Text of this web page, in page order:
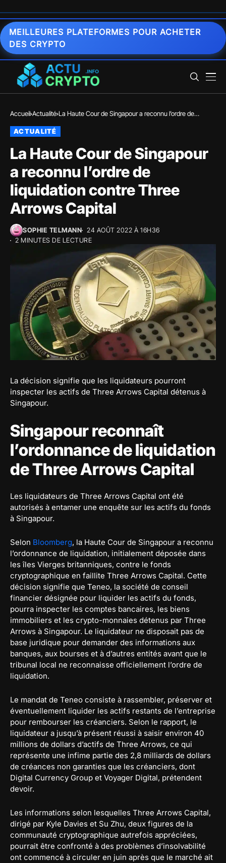
MEILLEURES PLATEFORMES POUR ACHETER
DES CRYPTO
Accueil Actualité La Haute Cour de Singapour a reconnu l’ordre de
ACTUALITÉ
La Haute Cour de Singapour
a reconnu l’ordre de
liquidation contre Three
Arrows Capital
SOPHIE TELMANN
24 AOÛT 2022 À 16H36
2 MINUTES DE LECTURE
La décision signifie que les liquidateurs pourront
inspecter les actifs de Three Arrows Capital détenus à
Singapour.
Singapour reconnaît
l’ordonnance de liquidation
de Three Arrows Capital
Les liquidateurs de Three Arrows Capital ont été
autorisés à entamer une enquête sur les actifs du fonds
à Singapour.
Selon Bloomberg, la Haute Cour de Singapour a reconnu
l’ordonnance de liquidation, initialement déposée dans
les îles Vierges britanniques, contre le fonds
cryptographique en faillite Three Arrows Capital. Cette
décision signifie que Teneo, la société de conseil
financier désignée pour liquider les actifs du fonds,
pourra inspecter les comptes bancaires, les biens
immobiliers et les crypto-monnaies détenus par Three
Arrows à Singapour. Le liquidateur ne disposait pas de
base juridique pour demander des informations aux
banques, aux bourses et à d’autres entités avant que le
tribunal local ne reconnaisse officiellement l’ordre de
liquidation.
Le mandat de Teneo consiste à rassembler, préserver et
éventuellement liquider les actifs restants de l’entreprise
pour rembourser les créanciers. Selon le rapport, le
liquidateur a jusqu’à présent réussi à saisir environ 40
millions de dollars d’actifs de Three Arrows, ce qui
représente une infime partie des 2,8 milliards de dollars
de créances non garanties que les créanciers, dont
Digital Currency Group et Voyager Digital, prétendent
devoir.
Les informations selon lesquelles Three Arrows Capital,
dirigé par Kyle Davies et Su Zhu, deux figures de la
communauté cryptographique autrefois appréciées,
pourrait être confronté à des problèmes d’insolvabilité
ont commencé à circuler en juin après que le marché ait